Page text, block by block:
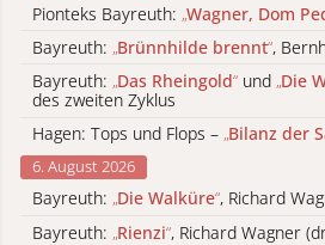
Pionteks Bayreuth: „Wagner, Dom
Bayreuth: „Brünnhilde brennt“,
Bayreuth: „Das Rheingold“ und „Die
des zweiten Zyklus
Hagen: Tops und Flops – „Bilanz der
6. August 2026
Bayreuth: „Die Walküre“, Richard
Bayreuth: „Rienzi“, Richard Wagner